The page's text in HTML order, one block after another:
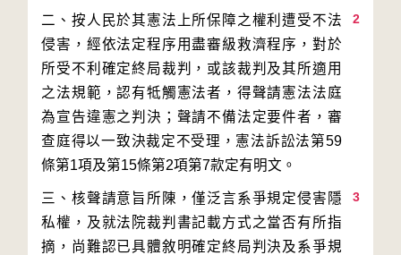
2
二、按人民於其憲法上所保障之權利遭受不法
侵害，經依法定程序用盡審級救濟程序，對於
所受不利確定終局裁判，或該裁判及其所適用
之法規範，認有牴觸憲法者，得聲請憲法法庭
為宣告違憲之判決；聲請不備法定要件者，審
查庭得以一致決裁定不受理，憲法訴訟法第59
3
三、核聲請意旨所陳，僅泛言系爭規定侵害隱
私權，及就法院裁判書記載方式之當否有所指
摘，尚難認已具體敘明確定終局判決及系爭規